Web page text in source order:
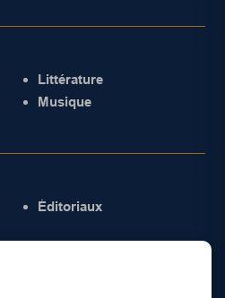
Littérature
Musique
Éditoriaux